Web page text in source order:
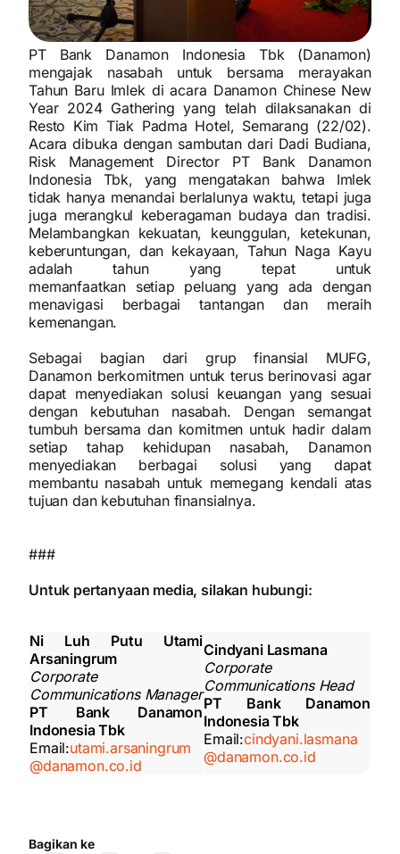
Bagikan ke
PT Bank Danamon Indonesia Tbk (Danamon)
mengajak nasabah untuk bersama merayakan
Tahun Baru Imlek di acara Danamon Chinese New
Year 2024 Gathering yang telah dilaksanakan di
Resto Kim Tiak Padma Hotel, Semarang (22/02).
Acara dibuka dengan sambutan dari Dadi Budiana,
Risk Management Director PT Bank Danamon
Indonesia Tbk, yang mengatakan bahwa Imlek
tidak hanya menandai berlalunya waktu, tetapi juga
juga merangkul keberagaman budaya dan tradisi.
Melambangkan kekuatan, keunggulan, ketekunan,
keberuntungan, dan kekayaan, Tahun Naga Kayu
adalah tahun yang tepat untuk
memanfaatkan setiap peluang yang ada dengan
menavigasi berbagai tantangan dan meraih
kemenangan.
Sebagai bagian dari grup finansial MUFG,
Danamon berkomitmen untuk terus berinovasi agar
dapat menyediakan solusi keuangan yang sesuai
dengan kebutuhan nasabah. Dengan semangat
tumbuh bersama dan komitmen untuk hadir dalam
setiap tahap kehidupan nasabah, Danamon
menyediakan berbagai solusi yang dapat
membantu nasabah untuk memegang kendali atas
tujuan dan kebutuhan finansialnya.
###
Untuk pertanyaan media, silakan hubungi:
Ni Luh Putu Utami
Arsaningrum
Corporate
Communications Manager
PT Bank Danamon
Indonesia Tbk
Email:utami.arsaningrum
@danamon.co.id
Cindyani Lasmana
Corporate
Communications Head
PT Bank Danamon
Indonesia Tbk
Email:cindyani.lasmana
@danamon.co.id